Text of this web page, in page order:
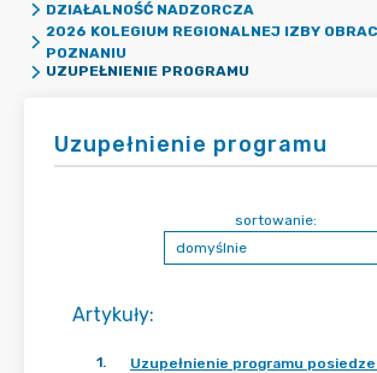
DZIAŁALNOŚĆ NADZORCZA
2026 KOLEGIUM REGIONALNEJ IZBY
POZNANIU
UZUPEŁNIENIE PROGRAMU
Uzupełnienie programu
Artykuły:
sortowanie:
1.
Uzupełnienie programu